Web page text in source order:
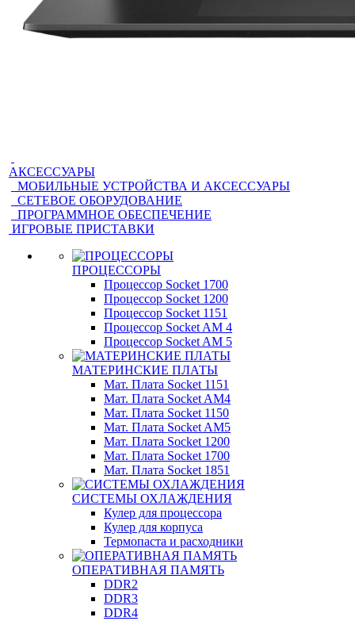
АКСЕССУАРЫ
МОБИЛЬНЫЕ УСТРОЙСТВА И АКСЕССУАРЫ
СЕТЕВОЕ ОБОРУДОВАНИЕ
ПРОГРАММНОЕ ОБЕСПЕЧЕНИЕ
ИГРОВЫЕ ПРИСТАВКИ
ПРОЦЕССОРЫ
Процессор Socket 1700
Процессор Socket 1200
Процессор Socket 1151
Процессор Socket AM 4
Процессор Socket AM 5
МАТЕРИНСКИЕ ПЛАТЫ
Мат. Плата Socket 1151
Мат. Плата Socket AM4
Мат. Плата Socket 1150
Мат. Плата Socket AM5
Мат. Плата Socket 1200
Мат. Плата Socket 1700
Мат. Плата Socket 1851
СИСТЕМЫ ОХЛАЖДЕНИЯ
Кулер для процессора
Кулер для корпуса
Термопаста и расходники
ОПЕРАТИВНАЯ ПАМЯТЬ
DDR2
DDR3
DDR4